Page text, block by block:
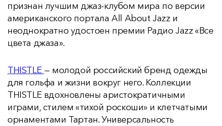
признан лучшим джаз-клубом мира по версии
американского портала All About Jazz и
неоднократно удостоен премии Радио Jazz «Все
цвета джаза».
THISTLE — молодой российский бренд одежды
для гольфа и жизни вокруг него. Коллекции
THISTLE вдохновлены аристократичными
играми, стилем «тихой роскоши» и клетчатыми
орнаментами Тартан. Универсальность